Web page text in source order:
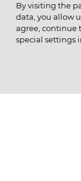
© 2026 ОАО
ПОЗВОНИТЕ
8 (800)
By visiting the
data, you allow
agree, continue
special settings